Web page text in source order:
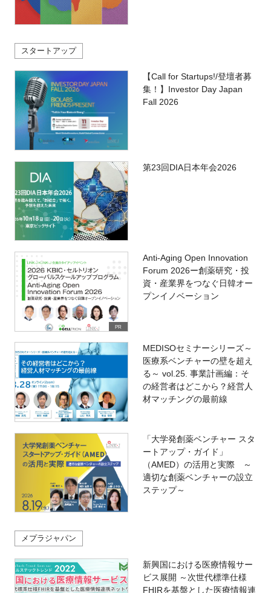
スタートアップ
【Call for Startups!/登壇者募
集！】Investor Day Japan
Fall 2026
第23回DIA日本年会2026
PR
Anti-Aging Open Innovation
Forum 2026ー創薬研究・投
資・産業界をつなぐ日韓オー
プンイノベーション
MEDISOセミナーシリーズ～
医療系ベンチャーの壁を超え
る～ vol.25. 事業計画編：そ
の経営者はどこから？経営人
材マッチングの最前線
「大学発創薬ベンチャー スタ
ートアップ・ガイド」
（AMED）の活用と実際 ～
適切な創薬ベンチャーの設立
ステップ～
メプラジャパン
新興国における医療情報サー
ビス展開 ～次世代標準仕様
FHIRを基盤とした医療情報連